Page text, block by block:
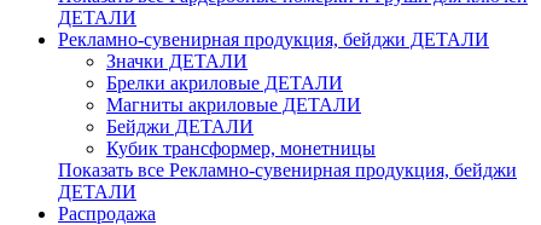
ДЕТАЛИ
Рекламно-сувенирная продукция, бейджи ДЕТАЛИ
Значки ДЕТАЛИ
Брелки акриловые ДЕТАЛИ
Магниты акриловые ДЕТАЛИ
Бейджи ДЕТАЛИ
Кубик трансформер, монетницы
Показать все Рекламно-сувенирная продукция, бейджи
ДЕТАЛИ
Распродажа